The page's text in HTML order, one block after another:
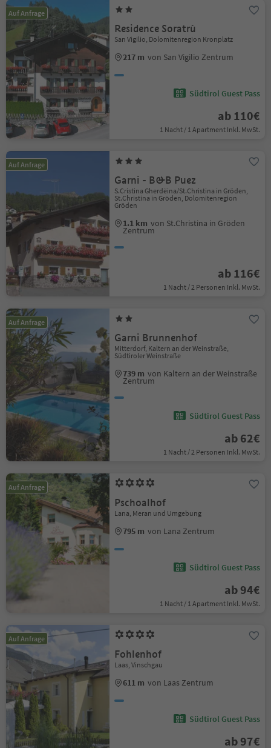
Auf Anfrage
Residence Soratrù
San Vigilio, Dolomitenregion Kronplatz
217 m von San Vigilio Zentrum
Südtirol Guest Pass
ab 110€
1 Nacht / 1 Apartment Inkl. MwSt.
Auf Anfrage
Garni - B&B Puez
S.Cristina Gherdëina/St.Christina in Gröden,
St.Christina in Gröden, Dolomitenregion
Gröden
1.1 km von St.Christina in Gröden
Zentrum
ab 116€
1 Nacht / 2 Personen Inkl. MwSt.
Auf Anfrage
Garni Brunnenhof
Mitterdorf, Kaltern an der Weinstraße,
Südtiroler Weinstraße
739 m von Kaltern an der Weinstraße
Zentrum
Südtirol Guest Pass
ab 62€
1 Nacht / 2 Personen Inkl. MwSt.
Auf Anfrage
Pschoalhof
Lana, Meran und Umgebung
795 m von Lana Zentrum
Südtirol Guest Pass
ab 94€
1 Nacht / 1 Apartment Inkl. MwSt.
Auf Anfrage
Fohlenhof
Laas, Vinschgau
611 m von Laas Zentrum
Südtirol Guest Pass
ab 97€